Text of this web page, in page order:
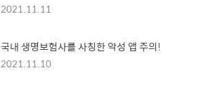
2021.11.11
국내 생명보험사를 사칭한 악성 앱 주의!
2021.11.10